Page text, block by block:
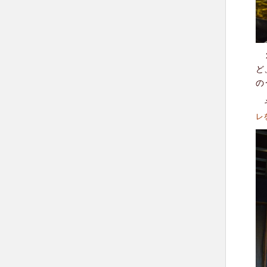
ど
の
レ